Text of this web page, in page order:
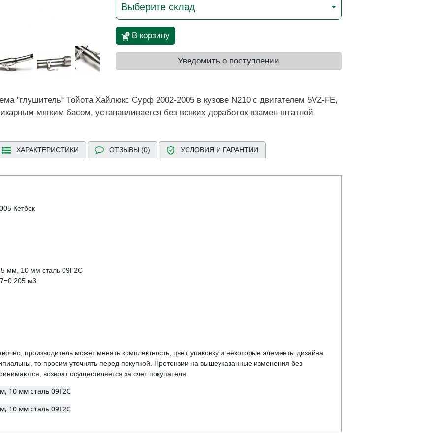
Выберите склад
В корзину
Уведомить о поступлении
"глушитель" Тойота Хайлюкс Сурф 2002-2005 в кузове N210 с двигателем 5VZ-FE,
мягким басом, устанавливается без всяких доработок взамен штатной
ХАРАКТЕРИСТИКИ ОТЗЫВЫ (0) УСЛОВИЯ И ГАРАНТИИ
Кетбек
мм, 10 мм сталь 09Г2С
м3
производитель может менять комплектность, цвет, упаковку и некоторые элементы дизайна
то просим уточнять перед покупкой. Претензии на вышеуказанные изменения без
возврат осуществляется за счет покупателя.
10 мм сталь 09Г2С
10 мм сталь 09Г2С